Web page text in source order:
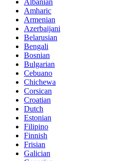
Albanian
Amharic
Armenian
Azerbaijani
Belarusian
Bengali
Bosnian
Bulgarian
Cebuano
Chichewa
Corsican
Croatian
Dutch
Estonian
Filipino
Finnish
Frisian
Galician